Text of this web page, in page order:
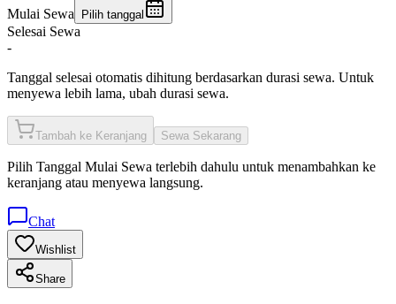
Mulai Sewa Pilih tanggal
Selesai Sewa
-
Tanggal selesai otomatis dihitung berdasarkan durasi sewa. Untuk
menyewa lebih lama, ubah durasi sewa.
Tambah ke Keranjang Sewa Sekarang
Pilih Tanggal Mulai Sewa terlebih dahulu untuk menambahkan ke
keranjang atau menyewa langsung.
Chat
Wishlist
Share